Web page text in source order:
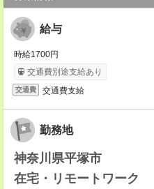
給与
時給1700円
交通費別途支給あり
交通費 交通費支給
勤務地
神奈川県平塚市
在宅・リモートワーク